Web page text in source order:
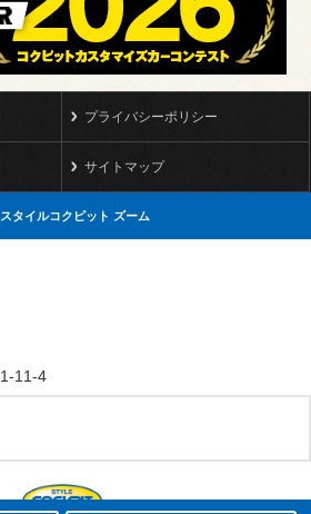
プライバシーポリシー
サイトマップ
スタイルコクピット ズーム
11-4